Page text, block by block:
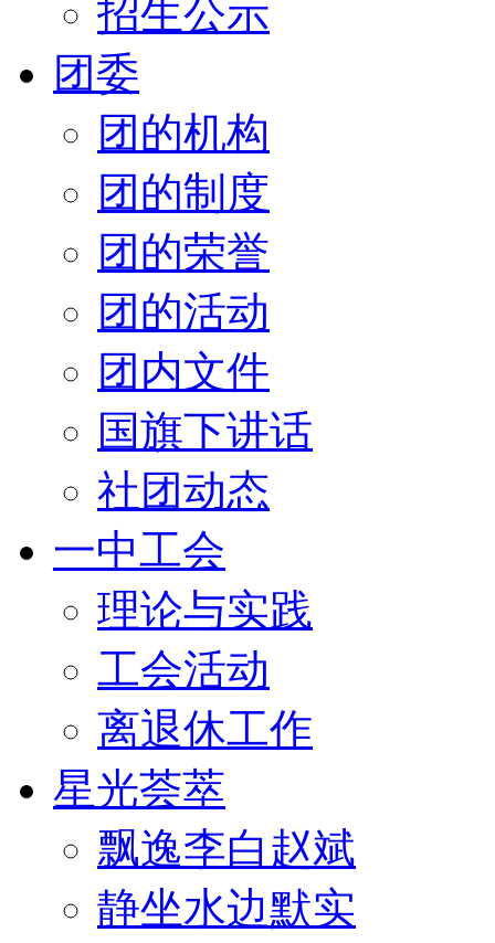
招生公示
团委
团的机构
团的制度
团的荣誉
团的活动
团内文件
国旗下讲话
社团动态
一中工会
理论与实践
工会活动
离退休工作
星光荟萃
飘逸李白赵斌
静坐水边默实